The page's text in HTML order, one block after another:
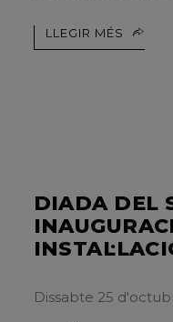
LLEGIR MÉS
DIADA DEL
Dissabte 25